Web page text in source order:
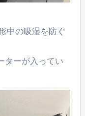
中の吸湿を防ぐ
ターが入ってい